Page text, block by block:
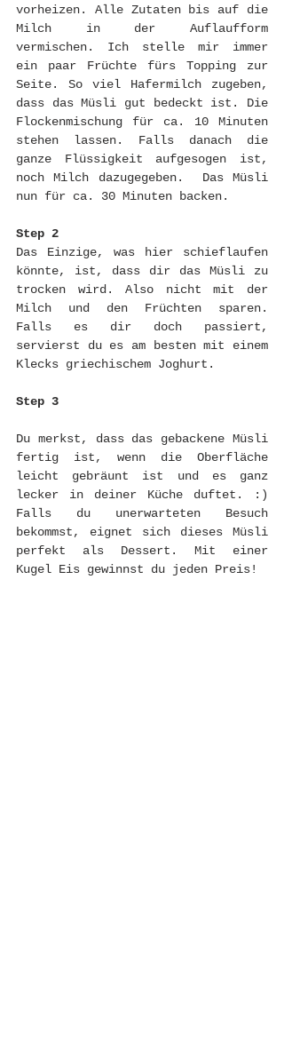
vorheizen. Alle Zutaten bis auf die
Milch in der Auflaufform
vermischen. Ich stelle mir immer
ein paar Früchte fürs Topping zur
Seite. So viel Hafermilch zugeben,
dass das Müsli gut bedeckt ist. Die
Flockenmischung für ca. 10 Minuten
stehen lassen. Falls danach die
ganze Flüssigkeit aufgesogen ist,
noch Milch dazugegeben.  Das Müsli
nun für ca. 30 Minuten backen.
Step 2
Das Einzige, was hier schieflaufen
könnte, ist, dass dir das Müsli zu
trocken wird. Also nicht mit der
Milch und den Früchten sparen.
Falls es dir doch passiert,
servierst du es am besten mit einem
Klecks griechischem Joghurt.
Step 3
Du merkst, dass das gebackene Müsli
fertig ist, wenn die Oberfläche
leicht gebräunt ist und es ganz
lecker in deiner Küche duftet. :)
Falls du unerwarteten Besuch
bekommst, eignet sich dieses Müsli
perfekt als Dessert. Mit einer
Kugel Eis gewinnst du jeden Preis!